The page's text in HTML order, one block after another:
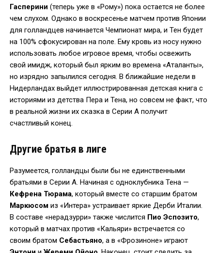
Гасперини (теперь уже в «Рому») пока остается не более
чем слухом. Однако в воскресенье матчем против Японии
для голландцев начинается Чемпионат мира, и Тен будет
на 100% сфокусирован на поле. Ему кровь из носу нужно
использовать любое игровое время, чтобы освежить
свой имидж, который был ярким во времена «Аталанты»,
но изрядно запылился сегодня. В ближайшие недели в
Нидерландах выйдет иллюстрированная детская книга с
историями из детства Пера и Тена, но совсем не факт, что
в реальной жизни их сказка в Серии А получит
счастливый конец.
Другие братья в лиге
Разумеется, голландцы были бы не единственными
братьями в Серии А. Начиная с одноклубника Тена —
Кефрена Тюрама, который вместе со старшим братом
Маркюсом из «Интера» устраивает яркие Дерби Италии.
В составе «нерадзурри» также числится Пио Эспозито,
который в матчах против «Кальяри» встречается со
своим братом Себастьяно, а в «Фрозиноне» играют